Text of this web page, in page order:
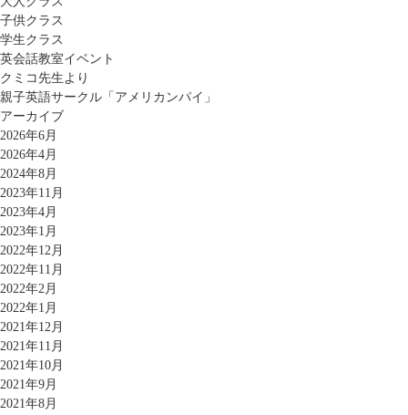
子供クラス
学生クラス
英会話教室イベント
クミコ先生より
親子英語サークル「アメリカンパイ」
アーカイブ
2026年6月
2026年4月
2024年8月
2023年11月
2023年4月
2023年1月
2022年12月
2022年11月
2022年2月
2022年1月
2021年12月
2021年11月
2021年10月
2021年9月
2021年8月